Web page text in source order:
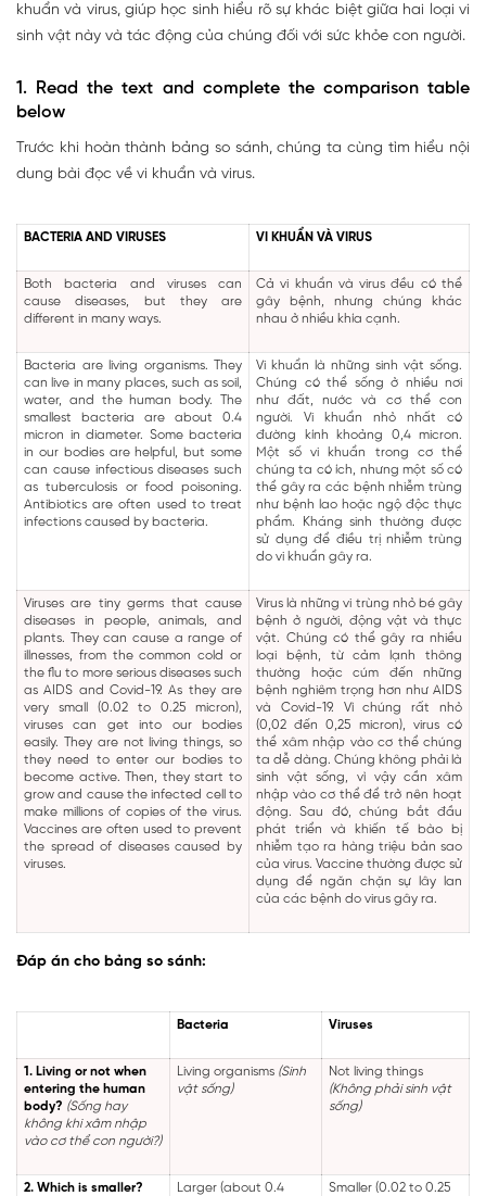
khuẩn và virus, giúp học sinh hiểu rõ sự khác biệt giữa hai loại vi
sinh vật này và tác động của chúng đối với sức khỏe con người.
1. Read the text and complete the comparison table
below
Trước khi hoàn thành bảng so sánh, chúng ta cùng tìm hiểu nội
dung bài đọc về vi khuẩn và virus.
BACTERIA AND VIRUSES VI KHUẨN VÀ VIRUS
Both bacteria and viruses can
cause diseases, but they are
different in many ways.
Cả vi khuẩn và virus đều có thể
gây bệnh, nhưng chúng khác
nhau ở nhiều khía cạnh.
Bacteria are living organisms. They
can live in many places, such as soil,
water, and the human body. The
smallest bacteria are about 0.4
micron in diameter. Some bacteria
in our bodies are helpful, but some
can cause infectious diseases such
as tuberculosis or food poisoning.
Antibiotics are often used to treat
infections caused by bacteria.
Vi khuẩn là những sinh vật sống.
Chúng có thể sống ở nhiều nơi
như đất, nước và cơ thể con
người. Vi khuẩn nhỏ nhất có
đường kính khoảng 0,4 micron.
Một số vi khuẩn trong cơ thể
chúng ta có ích, nhưng một số có
thể gây ra các bệnh nhiễm trùng
như bệnh lao hoặc ngộ độc thực
phẩm. Kháng sinh thường được
sử dụng để điều trị nhiễm trùng
do vi khuẩn gây ra.
Viruses are tiny germs that cause
diseases in people, animals, and
plants. They can cause a range of
illnesses, from the common cold or
the flu to more serious diseases such
as AIDS and Covid-19. As they are
very small (0.02 to 0.25 micron),
viruses can get into our bodies
easily. They are not living things, so
they need to enter our bodies to
become active. Then, they start to
grow and cause the infected cell to
make millions of copies of the virus.
Vaccines are often used to prevent
the spread of diseases caused by
viruses.
Virus là những vi trùng nhỏ bé gây
bệnh ở người, động vật và thực
vật. Chúng có thể gây ra nhiều
loại bệnh, từ cảm lạnh thông
thường hoặc cúm đến những
bệnh nghiêm trọng hơn như AIDS
và Covid-19. Vì chúng rất nhỏ
(0,02 đến 0,25 micron), virus có
thể xâm nhập vào cơ thể chúng
ta dễ dàng. Chúng không phải là
sinh vật sống, vì vậy cần xâm
nhập vào cơ thể để trở nên hoạt
động. Sau đó, chúng bắt đầu
phát triển và khiến tế bào bị
nhiễm tạo ra hàng triệu bản sao
của virus. Vaccine thường được sử
dụng để ngăn chặn sự lây lan
của các bệnh do virus gây ra.
Đáp án cho bảng so sánh:
Bacteria Viruses
1. Living or not when
entering the human
body? (Sống hay
không khi xâm nhập
vào cơ thể con người?)
Living organisms (Sinh
vật sống)
Not living things
(Không phải sinh vật
sống)
2. Which is smaller?
Larger (about 0.4
Smaller (0.02 to 0.25